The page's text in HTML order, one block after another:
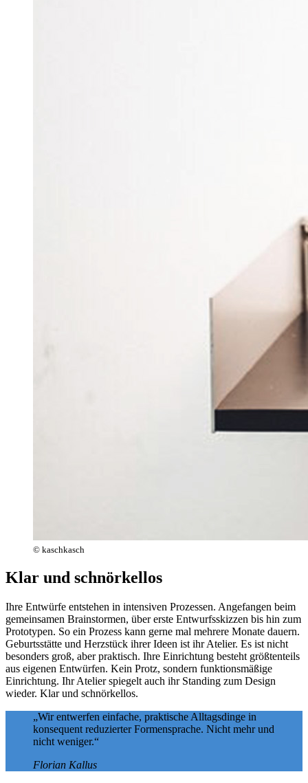
© kaschkasch
Klar und schnörkellos
Ihre Entwürfe entstehen in intensiven Prozessen. Angefangen beim
gemeinsamen Brainstormen, über erste Entwurfsskizzen bis hin zum
Prototypen. So ein Prozess kann gerne mal mehrere Monate dauern.
Geburtsstätte und Herzstück ihrer Ideen ist ihr Atelier. Es ist nicht
besonders groß, aber praktisch. Ihre Einrichtung besteht größtenteils
aus eigenen Entwürfen. Kein Protz, sondern funktionsmäßige
Einrichtung. Ihr Atelier spiegelt auch ihr Standing zum Design
wieder. Klar und schnörkellos.
„Wir entwerfen einfache, praktische Alltagsdinge in
konsequent reduzierter Formensprache. Nicht mehr und
nicht weniger.“
Florian Kallus